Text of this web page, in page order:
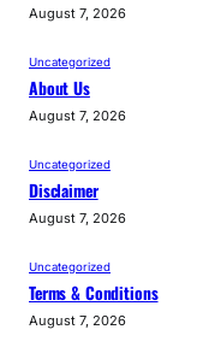
August 7, 2026
Uncategorized
About Us
August 7, 2026
Uncategorized
Disclaimer
August 7, 2026
Uncategorized
Terms & Conditions
August 7, 2026